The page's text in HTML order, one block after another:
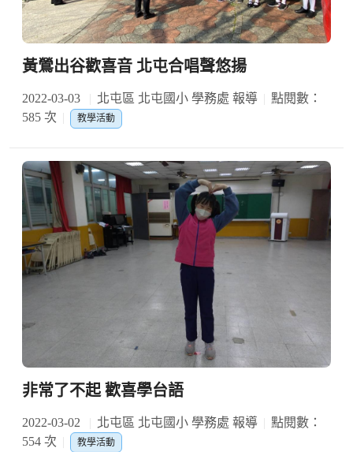
黃鶯出谷歡喜音 北屯合唱聲悠揚
2022-03-03 北屯區 北屯國小 學務處 報導
點閱數：
585 次
教學活動
非常了不起 歡喜學台語
2022-03-02 北屯區 北屯國小 學務處 報導
點閱數：
554 次
教學活動